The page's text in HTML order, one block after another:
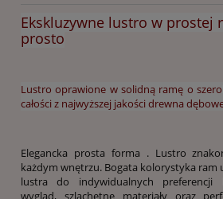
Ekskluzywne lustro w prostej
prosto
Lustro oprawione w solidną ramę o
całości z najwyższej jakości drewna
Elegancka prosta forma . Lustro
każdym wnętrzu. Bogata kolorystyka
lustra do indywidualnych preferencji
wygląd, szlachetne materiały oraz